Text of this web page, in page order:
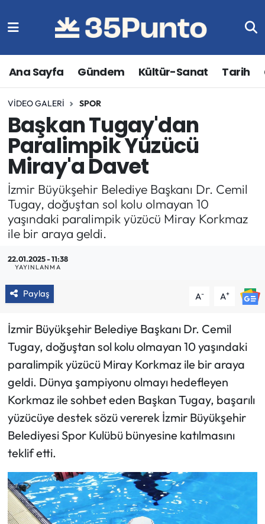
Ana Sayfa Gündem Kültür-Sanat Tarih
VIDEO GALERI SPOR
Başkan Tugay'dan
Paralimpik Yüzücü
Miray'a Davet
İzmir Büyükşehir Belediye Başkanı Dr. Cemil
Tugay, doğuştan sol kolu olmayan 10
yaşındaki paralimpik yüzücü Miray Korkmaz
ile bir araya geldi.
22.01.2025 - 11:38
YAYINLANMA
Paylaş A- A+
İzmir Büyükşehir Belediye Başkanı Dr. Cemil
Tugay, doğuştan sol kolu olmayan 10 yaşındaki
paralimpik yüzücü Miray Korkmaz ile bir araya
geldi. Dünya şampiyonu olmayı hedefleyen
Korkmaz ile sohbet eden Başkan Tugay, başarılı
yüzücüye destek sözü vererek İzmir Büyükşehir
Belediyesi Spor Kulübü bünyesine katılmasını
teklif etti.